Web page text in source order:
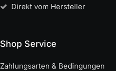
Direkt vom Hersteller
Shop Service
Zahlungsarten & Bedingungen